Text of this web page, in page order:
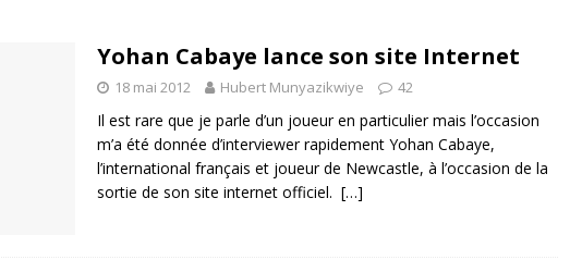
Chassé-croisé Nike-adidas : qui gagne vraiment
FOOTBALL
Pourquoi l’affichage monumental de Zinedine Zidane par adidas est de retour à
Yohan Cabaye lance son site Internet
18 mai 2012 Hubert Munyazikwiye 42
Il est rare que je parle d’un joueur en particulier mais l’occasion
m’a été donnée d’interviewer rapidement Yohan Cabaye,
l’international français et joueur de Newcastle, à l’occasion de la
sortie de son site internet officiel. […]